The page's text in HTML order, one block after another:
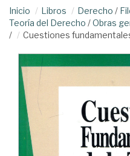
Inicio Libros Derecho /
Teoría del Derecho /Obras
/
Cuestiones